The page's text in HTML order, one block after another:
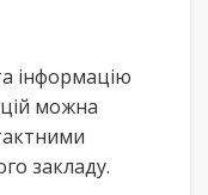
інформацію
можна
закладу.